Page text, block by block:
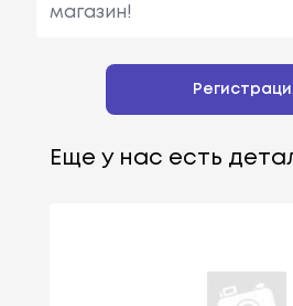
магазин!
Еще у нас есть